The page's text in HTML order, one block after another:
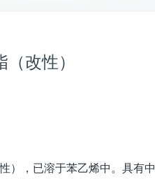
改性）
，已溶于苯乙烯中。具有